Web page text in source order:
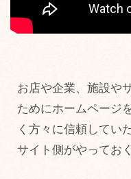
お店や企業、施設や
ためにホームページ
く方々に信頼してい
サイト側がやってお